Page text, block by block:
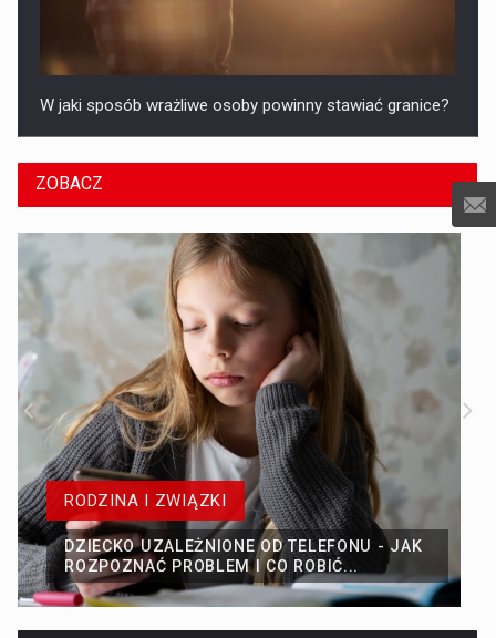
W jaki sposób wrażliwe osoby powinny stawiać granice?
ZOBACZ
RODZINA I ZWIĄZKI
DZIECKO UZALEŻNIONE OD TELEFONU - JAK
ROZPOZNAĆ PROBLEM I CO ROBIĆ...